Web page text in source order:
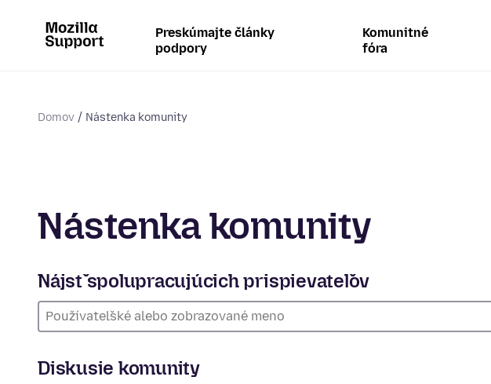
Preskúmajte články
podpory
Komunitné
fóra
Domov Nástenka komunity
Nástenka komunity
Nájsť spolupracujúcich prispievateľov
Diskusie komunity